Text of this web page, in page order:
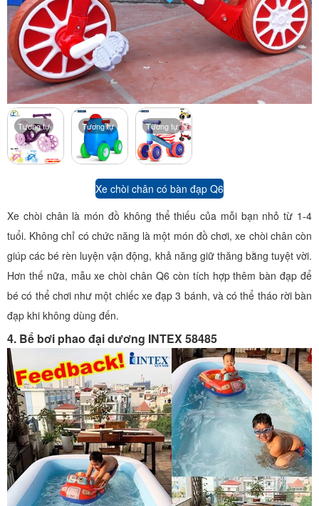
Tương tự Tương tự Tương tự
Xe chòi chân có bàn đạp Q6
Xe chòi chân là món đồ không thể thiếu của mỗi bạn nhỏ từ 1-4
tuổi. Không chỉ có chức năng là một món đồ chơi, xe chòi chân còn
giúp các bé rèn luyện vận động, khả năng giữ thăng bằng tuyệt vời.
Hơn thế nữa, mẫu xe chòi chân Q6 còn tích hợp thêm bàn đạp để
bé có thể chơi như một chiếc xe đạp 3 bánh, và có thể tháo rời bàn
đạp khi không dùng đến.
4. Bể bơi phao đại dương INTEX 58485